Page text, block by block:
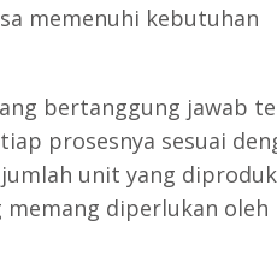
memenuhi kebutuhan
bertanggung jawab
prosesnya sesuai
unit yang
diperlukan oleh